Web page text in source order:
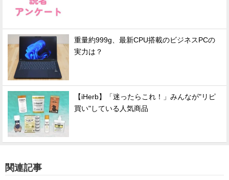
重量約999g、最新CPU搭載のビジネスPCの
実力は？
【iHerb】「迷ったらこれ！」みんなが"リピ
買い"している人気商品
関連記事